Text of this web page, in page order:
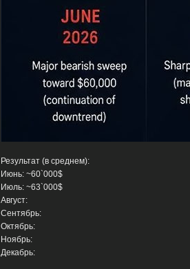
Результат (в среднем):
Июнь: ~60`000$
Июль: ~63`000$
Август:
Сентябрь:
Октябрь:
Ноябрь:
Декабрь: